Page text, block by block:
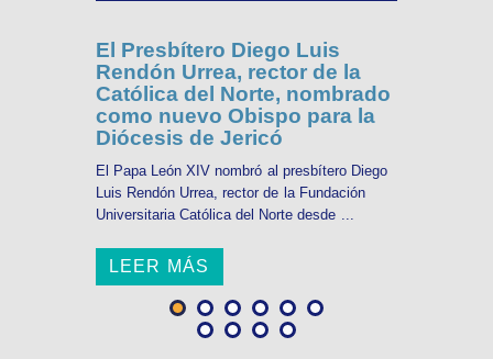
El Presbítero Diego Luis
Rendón Urrea, rector de la
Católica del Norte, nombrado
como nuevo Obispo para la
Diócesis de Jericó
El Papa León XIV nombró al presbítero Diego
Luis Rendón Urrea, rector de la Fundación
Universitaria Católica del Norte desde ...
LEER MÁS